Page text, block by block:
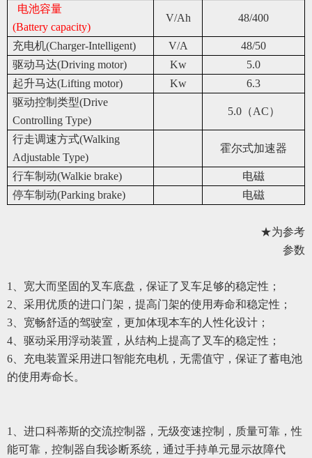
电池容量
(Battery capacity)
V/Ah 48/400
充电机(Charger-Intelligent) V/A
48/50
驱动马达(Driving motor)
Kw
5.0
起升马达(Lifting motor)
Kw
6.3
驱动控制类型(Drive
Controlling Type)
5.0（AC）
行走调速方式(Walking
Adjustable Type)
霍尔式加速器
行车制动(Walkie brake)
电磁
停车制动(Parking brake)
电磁
★为参考
参数
1、宽大而坚固的叉车底盘，保证了叉车足够的稳定性；
2、采用优质的进口门架，提高门架的使用寿命和稳定性；
3、宽畅舒适的驾驶室，更加体现本车的人性化设计；
4、驱动采用浮动装置，从结构上提高了叉车的稳定性；
6、充电装置采用进口智能充电机，无需值守，保证了蓄电池
的使用寿命长。
1、进口科蒂斯的交流控制器，无级变速控制，质量可靠，性
能可靠，控制器自我诊断系统，通过手持单元显示故障代